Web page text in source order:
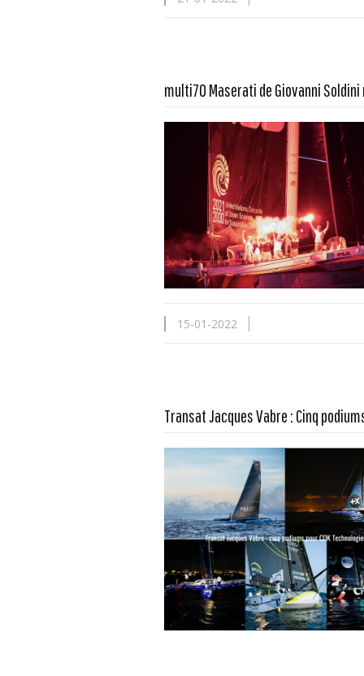
multi70 Maserati de Giovanni
En savoir plus...
15-01-2022
Transat Jacques Vabre : Cinq
En savoir plus...